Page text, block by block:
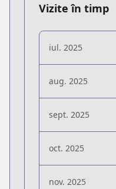
Vizite în timp
iul. 2025
aug. 2025
sept. 2025
oct. 2025
nov. 2025